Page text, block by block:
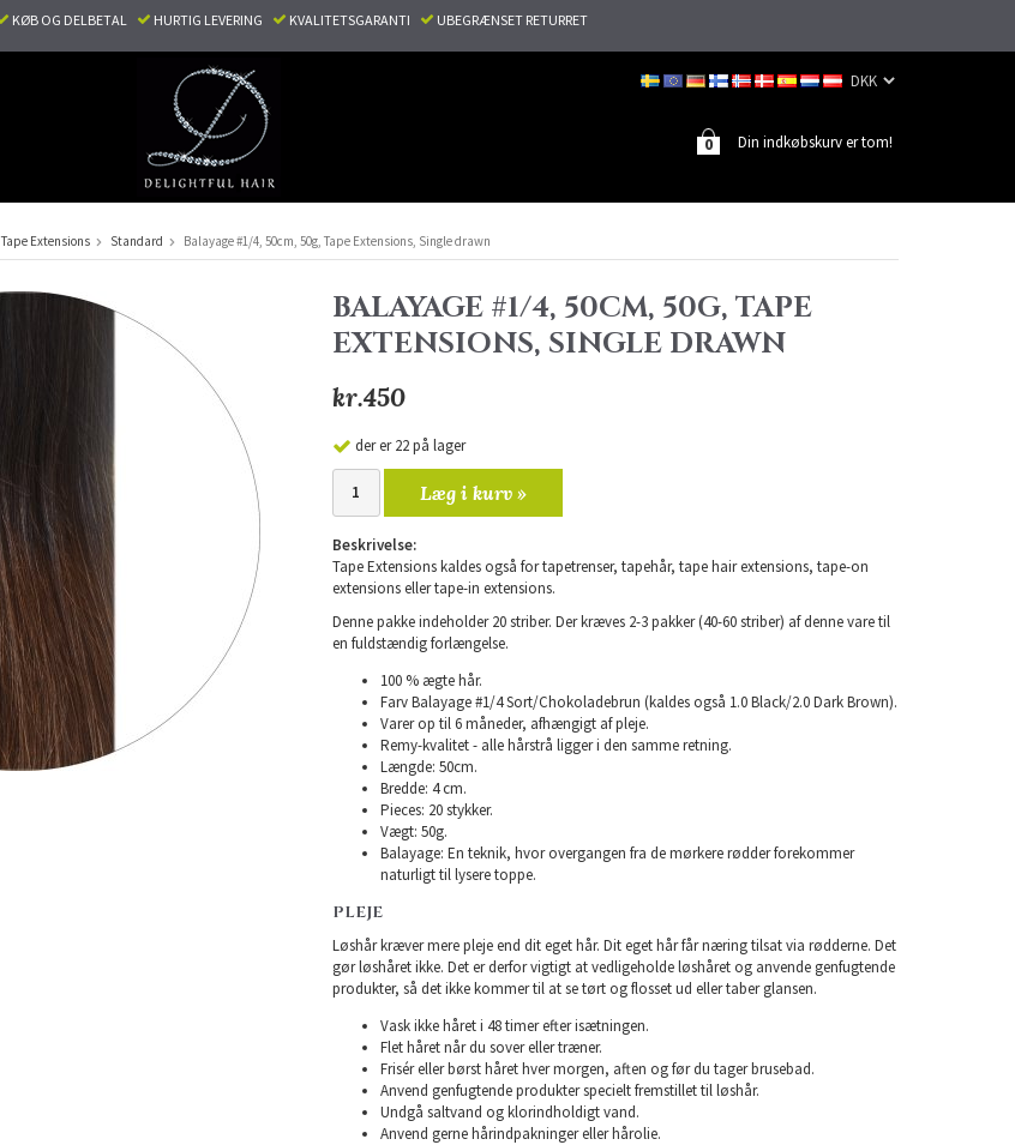
KØB OG DELBETAL HURTIG LEVERING KVALITETSGARANTI UBEGRÆNSET RETURRET
Din indkøbskurv er tom!
0
Tape Extensions Standard Balayage #1/4, 50cm, 50g, Tape Extensions, Single drawn
BALAYAGE #1/4, 50CM, 50G, TAPE
EXTENSIONS, SINGLE DRAWN
kr.450
der er 22 på lager
Læg i kurv »
Beskrivelse:
Tape Extensions kaldes også for tapetrenser, tapehår, tape hair extensions, tape-on
extensions eller tape-in extensions.
Denne pakke indeholder 20 striber. Der kræves 2-3 pakker (40-60 striber) af denne vare til
en fuldstændig forlængelse.
100 % ægte hår.
Farv Balayage #1/4 Sort/Chokoladebrun (kaldes også 1.0 Black/2.0 Dark Brown).
Varer op til 6 måneder, afhængigt af pleje.
Remy-kvalitet - alle hårstrå ligger i den samme retning.
Længde: 50cm.
Bredde: 4 cm.
Pieces: 20 stykker.
Vægt: 50g.
Balayage: En teknik, hvor overgangen fra de mørkere rødder forekommer
naturligt til lysere toppe.
PLEJE
Løshår kræver mere pleje end dit eget hår. Dit eget hår får næring tilsat via rødderne. Det
gør løshåret ikke. Det er derfor vigtigt at vedligeholde løshåret og anvende genfugtende
produkter, så det ikke kommer til at se tørt og flosset ud eller taber glansen.
Vask ikke håret i 48 timer efter isætningen.
Flet håret når du sover eller træner.
Frisér eller børst håret hver morgen, aften og før du tager brusebad.
Anvend genfugtende produkter specielt fremstillet til løshår.
Undgå saltvand og klorindholdigt vand.
Anvend gerne hårindpakninger eller hårolie.